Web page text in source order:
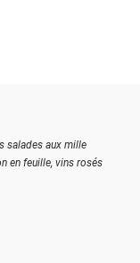
salades aux mille
en feuille, vins rosés